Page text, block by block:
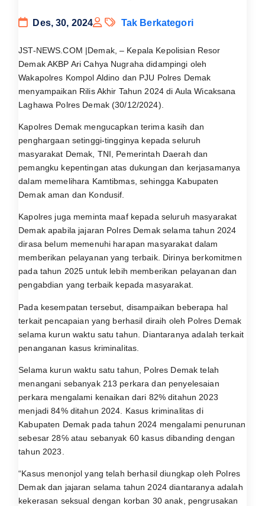
Des, 30, 2024 Tak Berkategori
JST-NEWS.COM |Demak, – Kepala Kepolisian Resor
Demak AKBP Ari Cahya Nugraha didampingi oleh
Wakapolres Kompol Aldino dan PJU Polres Demak
menyampaikan Rilis Akhir Tahun 2024 di Aula Wicaksana
Laghawa Polres Demak (30/12/2024).
Kapolres Demak mengucapkan terima kasih dan
penghargaan setinggi-tingginya kepada seluruh
masyarakat Demak, TNI, Pemerintah Daerah dan
pemangku kepentingan atas dukungan dan kerjasamanya
dalam memelihara Kamtibmas, sehingga Kabupaten
Demak aman dan Kondusif.
Kapolres juga meminta maaf kepada seluruh masyarakat
Demak apabila jajaran Polres Demak selama tahun 2024
dirasa belum memenuhi harapan masyarakat dalam
memberikan pelayanan yang terbaik. Dirinya berkomitmen
pada tahun 2025 untuk lebih memberikan pelayanan dan
pengabdian yang terbaik kepada masyarakat.
Pada kesempatan tersebut, disampaikan beberapa hal
terkait pencapaian yang berhasil diraih oleh Polres Demak
selama kurun waktu satu tahun. Diantaranya adalah terkait
penanganan kasus kriminalitas.
Selama kurun waktu satu tahun, Polres Demak telah
menangani sebanyak 213 perkara dan penyelesaian
perkara mengalami kenaikan dari 82% ditahun 2023
menjadi 84% ditahun 2024. Kasus kriminalitas di
Kabupaten Demak pada tahun 2024 mengalami penurunan
sebesar 28℅ atau sebanyak 60 kasus dibanding dengan
tahun 2023.
“Kasus menonjol yang telah berhasil diungkap oleh Polres
Demak dan jajaran selama tahun 2024 diantaranya adalah
kekerasan seksual dengan korban 30 anak, pengrusakan